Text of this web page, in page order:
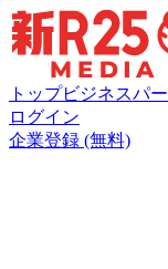
トップビジネスパ
ログイン
企業登録 (無料)